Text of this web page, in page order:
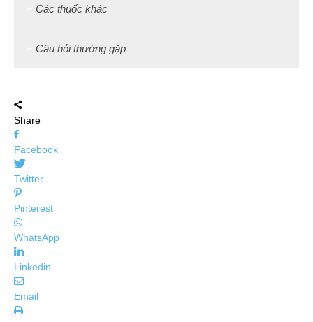
Các thuốc khác
Câu hỏi thường gặp
Share
Facebook
Twitter
Pinterest
WhatsApp
Linkedin
Email